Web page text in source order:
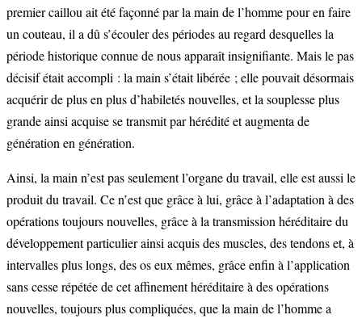
premier caillou ait été façonné par la main de l’homme pour en faire
un couteau, il a dû s’écouler des périodes au regard desquelles la
période historique connue de nous apparaît insignifiante. Mais le pas
décisif était accompli : la main s’était libérée ; elle pouvait désormais
acquérir de plus en plus d’habiletés nouvelles, et la souplesse plus
grande ainsi acquise se transmit par hérédité et augmenta de
génération en génération.
Ainsi, la main n’est pas seulement l’organe du travail, elle est aussi le
produit du travail. Ce n’est que grâce à lui, grâce à l’adaptation à des
opérations toujours nouvelles, grâce à la transmission héréditaire du
développement particulier ainsi acquis des muscles, des tendons et, à
intervalles plus longs, des os eux mêmes, grâce enfin à l’application
sans cesse répétée de cet affinement héréditaire à des opérations
nouvelles, toujours plus compliquées, que la main de l’homme a